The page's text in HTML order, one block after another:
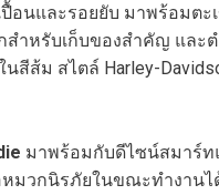
นและรอยยับ มาพร้อมตะ
สำหรับเก็บของสำคัญ แล
นสีส้ม สไตล์ Harley-
มาพร้อมกับดีไซน์สมาร์ท
มวกนิรภัยในขณะทำงาน